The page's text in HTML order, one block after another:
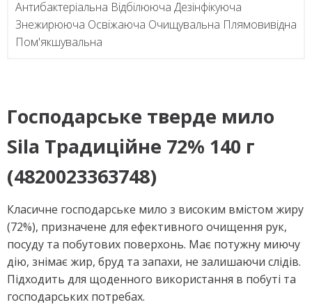
Антибактеріальна Відбілююча Дезінфікуюча
Знежирююча Освіжаюча Очищувальна Плямовивідна
Пом'якшувальна
Господарське тверде мило
Sila Традиційне 72% 140 г
(4820023363748)
Класичне господарське мило з високим вмістом жиру
(72%), призначене для ефективного очищення рук,
посуду та побутових поверхонь. Має потужну миючу
дію, знімає жир, бруд та запахи, не залишаючи слідів.
Підходить для щоденного використання в побуті та
господарських потребах.